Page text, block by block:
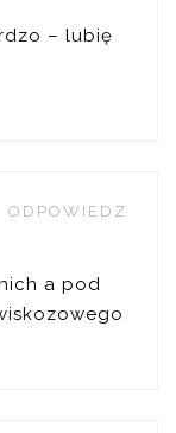
– lubię
a pod
ODPOWIEDZ